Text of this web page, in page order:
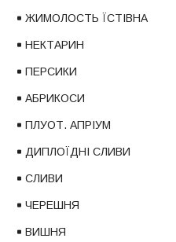
ЖИМОЛОСТЬ ЇСТІВНА
НЕКТАРИН
ПЕРСИКИ
АБРИКОСИ
ПЛУОТ. АПРІУМ
ДИПЛОЇДНІ СЛИВИ
СЛИВИ
ЧЕРЕШНЯ
ВИШНЯ